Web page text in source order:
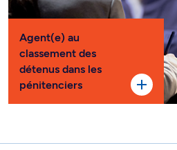
Agent(e) au
classement des
détenus dans les
pénitenciers